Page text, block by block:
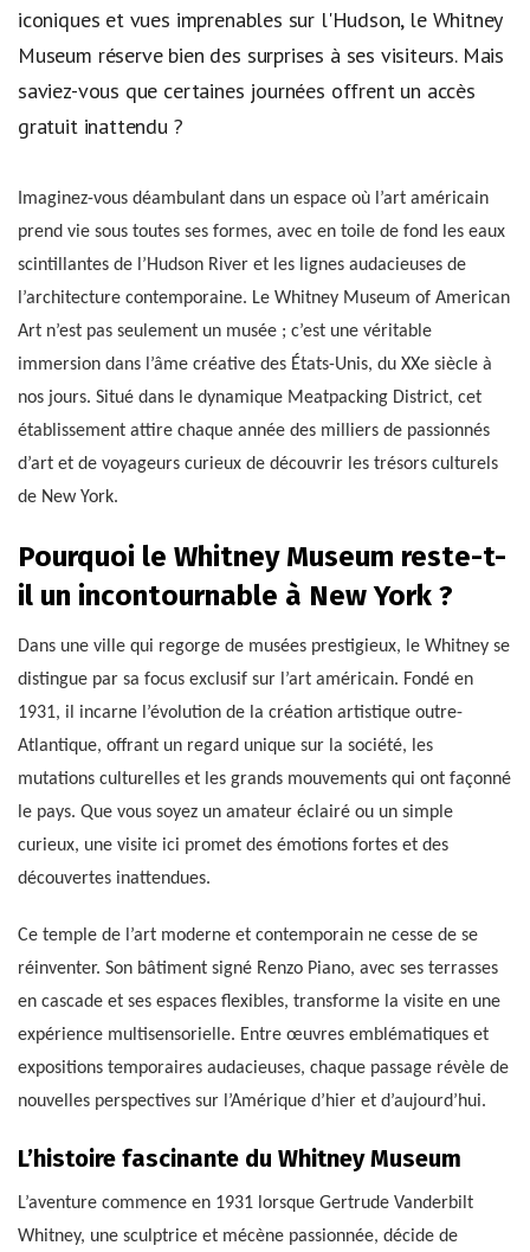
iconiques et vues imprenables sur l'Hudson, le Whitney
Museum réserve bien des surprises à ses visiteurs. Mais
saviez-vous que certaines journées offrent un accès
gratuit inattendu ?
Imaginez-vous déambulant dans un espace où l’art américain
prend vie sous toutes ses formes, avec en toile de fond les eaux
scintillantes de l’Hudson River et les lignes audacieuses de
l’architecture contemporaine. Le Whitney Museum of American
Art n’est pas seulement un musée ; c’est une véritable
immersion dans l’âme créative des États-Unis, du XXe siècle à
nos jours. Situé dans le dynamique Meatpacking District, cet
établissement attire chaque année des milliers de passionnés
d’art et de voyageurs curieux de découvrir les trésors culturels
de New York.
Pourquoi le Whitney Museum reste-t-
il un incontournable à New York ?
Dans une ville qui regorge de musées prestigieux, le Whitney se
distingue par sa focus exclusif sur l’art américain. Fondé en
1931, il incarne l’évolution de la création artistique outre-
Atlantique, offrant un regard unique sur la société, les
mutations culturelles et les grands mouvements qui ont façonné
le pays. Que vous soyez un amateur éclairé ou un simple
curieux, une visite ici promet des émotions fortes et des
découvertes inattendues.
Ce temple de l’art moderne et contemporain ne cesse de se
réinventer. Son bâtiment signé Renzo Piano, avec ses terrasses
en cascade et ses espaces flexibles, transforme la visite en une
expérience multisensorielle. Entre œuvres emblématiques et
expositions temporaires audacieuses, chaque passage révèle de
nouvelles perspectives sur l’Amérique d’hier et d’aujourd’hui.
L’histoire fascinante du Whitney Museum
L’aventure commence en 1931 lorsque Gertrude Vanderbilt
Whitney, une sculptrice et mécène passionnée, décide de